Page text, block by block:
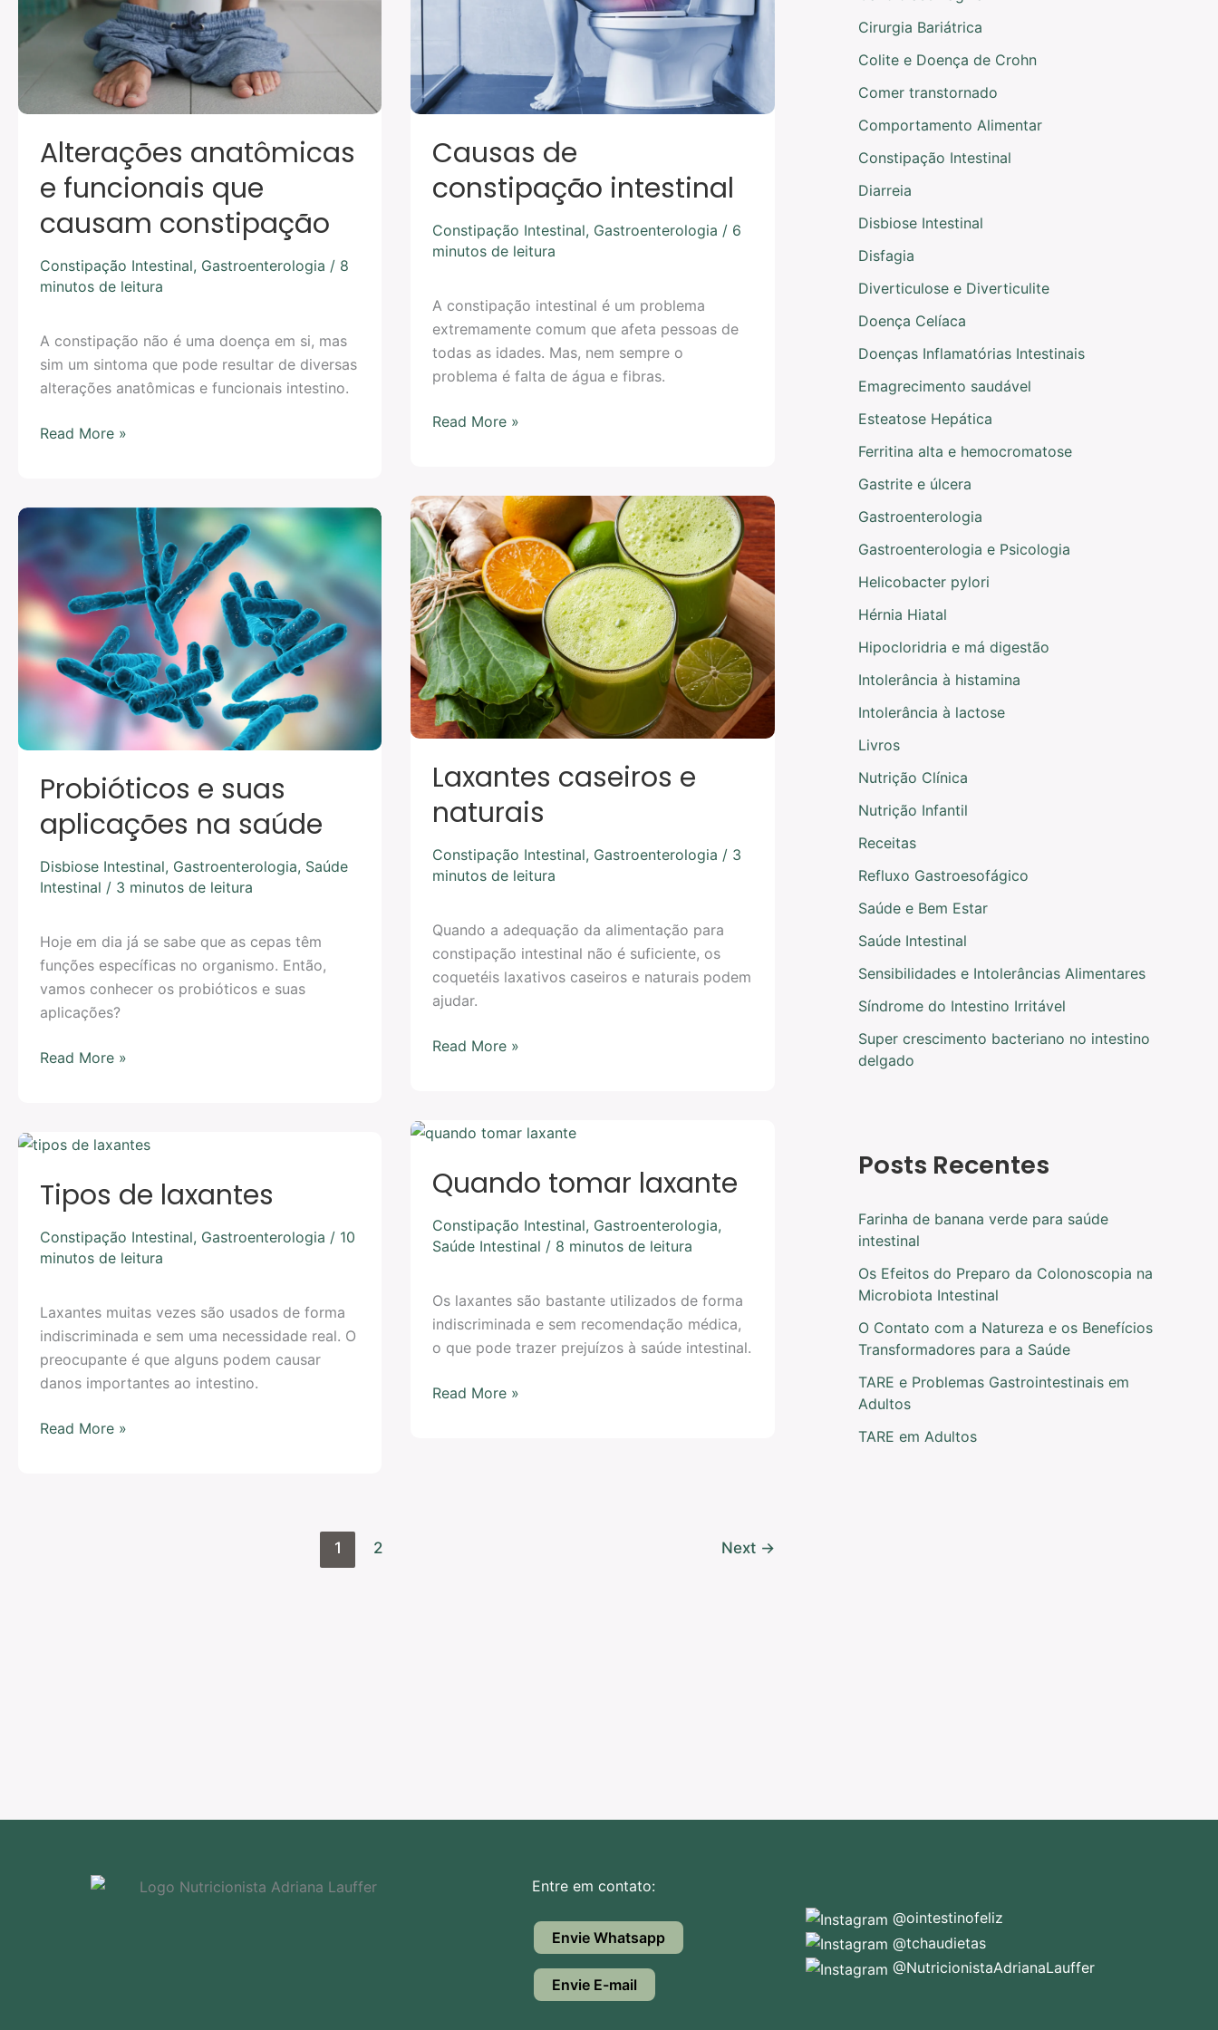
Alterações anatômicas
e funcionais que
causam constipação
Constipação Intestinal, Gastroenterologia / 8
minutos de leitura
A constipação não é uma doença em si, mas
sim um sintoma que pode resultar de diversas
alterações anatômicas e funcionais intestino.
constipação
Read More »
Causas de
constipação intestinal
Constipação Intestinal, Gastroenterologia / 6
minutos de leitura
A constipação intestinal é um problema
extremamente comum que afeta pessoas de
todas as idades. Mas, nem sempre o
problema é falta de água e fibras.
Read More »
Laxantes caseiros e
naturais
Constipação Intestinal, Gastroenterologia / 3
minutos de leitura
Quando a adequação da alimentação para
constipação intestinal não é suficiente, os
coquetéis laxativos caseiros e naturais podem
ajudar.
Laxantes
caseiros
e
naturais
Read More »
Probióticos e suas
aplicações na saúde
Disbiose Intestinal, Gastroenterologia, Saúde
Intestinal / 3 minutos de leitura
Hoje em dia já se sabe que as cepas têm
funções específicas no organismo. Então,
vamos conhecer os probióticos e suas
aplicações?
Probióticos
e
suas
aplicações
na
saúde
Read More »
Quando tomar laxante
Constipação Intestinal, Gastroenterologia,
Saúde Intestinal / 8 minutos de leitura
Os laxantes são bastante utilizados de forma
indiscriminada e sem recomendação médica,
o que pode trazer prejuízos à saúde intestinal.
Quando
laxante
Read More »
Tipos de laxantes
Constipação Intestinal, Gastroenterologia / 10
minutos de leitura
Laxantes muitas vezes são usados de forma
indiscriminada e sem uma necessidade real. O
preocupante é que alguns podem causar
danos importantes ao intestino.
Tipos
laxantes
Read More »
1 2 Next →
Cirurgia Bariátrica
Colite e Doença de Crohn
Comer transtornado
Comportamento Alimentar
Constipação Intestinal
Diarreia
Disbiose Intestinal
Disfagia
Diverticulose e Diverticulite
Doença Celíaca
Doenças Inflamatórias Intestinais
Emagrecimento saudável
Esteatose Hepática
Ferritina alta e hemocromatose
Gastrite e úlcera
Gastroenterologia
Gastroenterologia e Psicologia
Helicobacter pylori
Hérnia Hiatal
Hipocloridria e má digestão
Intolerância à histamina
Intolerância à lactose
Livros
Nutrição Clínica
Nutrição Infantil
Receitas
Refluxo Gastroesofágico
Saúde e Bem Estar
Saúde Intestinal
Sensibilidades e Intolerâncias Alimentares
Síndrome do Intestino Irritável
Super crescimento bacteriano no intestino
delgado
Posts Recentes
Farinha de banana verde para saúde
intestinal
Os Efeitos do Preparo da Colonoscopia na
Microbiota Intestinal
O Contato com a Natureza e os Benefícios
Transformadores para a Saúde
TARE e Problemas Gastrointestinais em
Adultos
TARE em Adultos
Entre em contato:
Envie Whatsapp
Envie E-mail
@ointestinofeliz
@tchaudietas
@NutricionistaAdrianaLauffer